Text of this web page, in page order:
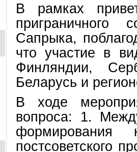
В рамках
приграничного
Сапрыка,
что участие в
Финляндии,
Беларусь и
В ходе
вопроса: 1.
постсоветского